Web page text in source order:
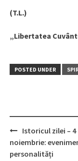
(T.L.)
„Libertatea
POSTED UNDER
Post
navigation
Istoricul zilei – 4
noiembrie:
personalități